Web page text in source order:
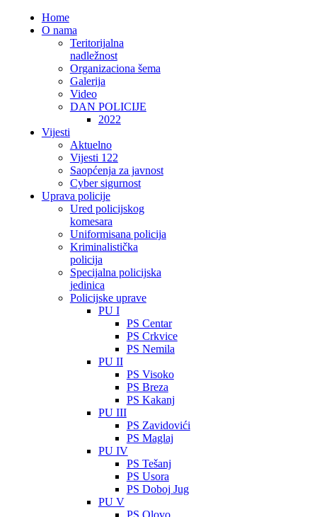
Home
O nama
Teritorijalna
nadležnost
Organizaciona šema
Galerija
Video
DAN POLICIJE
2022
Vijesti
Aktuelno
Vijesti 122
Saopćenja za javnost
Cyber sigurnost
Uprava policije
Ured policijskog
komesara
Uniformisana policija
Kriminalistička
policija
Specijalna policijska
jedinica
Policijske uprave
PU I
PS Centar
PS Crkvice
PS Nemila
PU II
PS Visoko
PS Breza
PS Kakanj
PU III
PS Zavidovići
PS Maglaj
PU IV
PS Tešanj
PS Usora
PS Doboj Jug
PU V
PS Olovo